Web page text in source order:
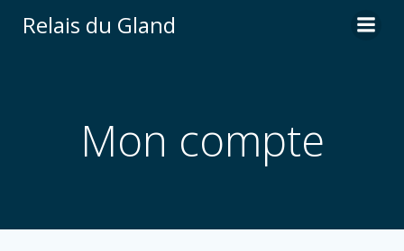
Relais du Gland
Mon compte